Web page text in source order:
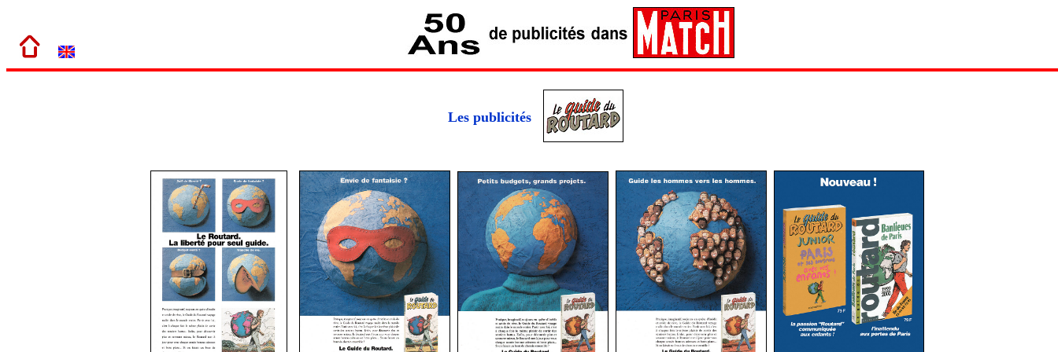
Les publicités